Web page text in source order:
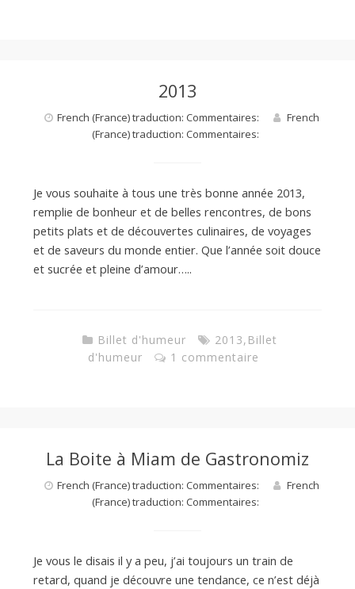
2013
French (France) traduction: Commentaires:
French
(France) traduction: Commentaires:
Je vous souhaite à tous une très bonne année 2013,
remplie de bonheur et de belles rencontres, de bons
petits plats et de découvertes culinaires, de voyages
et de saveurs du monde entier. Que l’année soit douce
et sucrée et pleine d’amour…..
Billet d'humeur 2013, Billet
d'humeur
1 commentaire
La Boite à Miam de Gastronomiz
French (France) traduction: Commentaires:
French
(France) traduction: Commentaires:
Je vous le disais il y a peu, j’ai toujours un train de
retard, quand je découvre une tendance, ce n’est déjà